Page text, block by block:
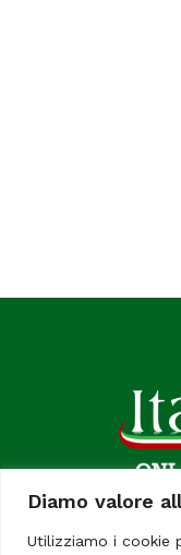
Diamo valore
Utilizziamo i cookie